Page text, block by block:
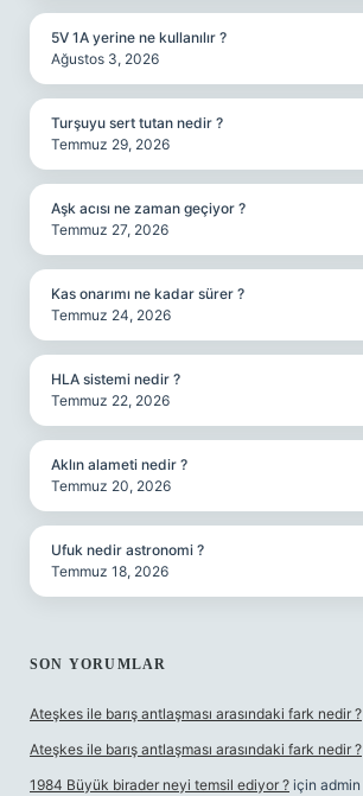
5V 1A yerine ne kullanılır ?
Ağustos 3, 2026
Turşuyu sert tutan nedir ?
Temmuz 29, 2026
Aşk acısı ne zaman geçiyor ?
Temmuz 27, 2026
Kas onarımı ne kadar sürer ?
Temmuz 24, 2026
HLA sistemi nedir ?
Temmuz 22, 2026
Aklın alameti nedir ?
Temmuz 20, 2026
Ufuk nedir astronomi ?
Temmuz 18, 2026
SON YORUMLAR
Ateşkes ile barış antlaşması arasındaki fark nedir ?
Ateşkes ile barış antlaşması arasındaki fark nedir ?
1984 Büyük birader neyi temsil ediyor ? için admin